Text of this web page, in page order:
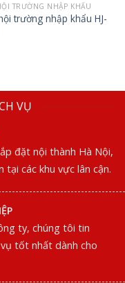
TRƯỜNG NHẬP KHẨU
trường nhập khẩu HJ-
VỤ
đặt nội thành Hà Nội,
các khu vực lân cận.
ty, chúng tôi tin
tốt nhất dành cho